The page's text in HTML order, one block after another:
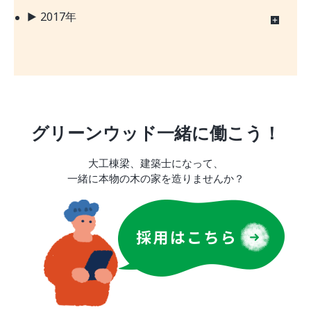
2017年
グリーンウッド一緒に働こう！
大工棟梁、建築士になって、
一緒に本物の木の家を造りませんか？